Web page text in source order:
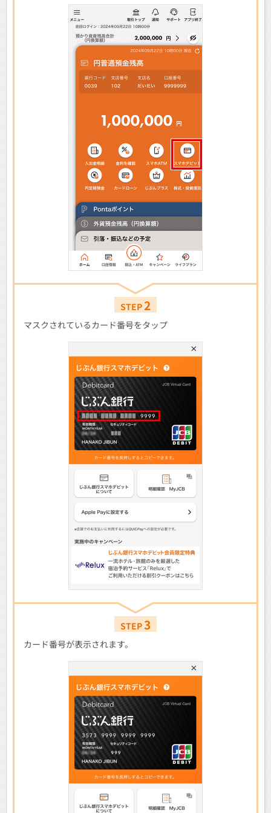
STEP2
マスクされているカード番号をタップ
STEP3
カード番号が表示されます。